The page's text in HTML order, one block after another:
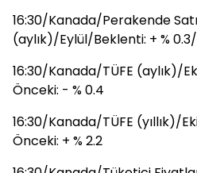
16:30/Kanada/Perakende
(aylık)/Eylül/Beklenti: + %
16:30/Kanada/TÜFE (aylık)/
Önceki: - % 0.4
16:30/Kanada/TÜFE (yıllık)/
Önceki: + % 2.2